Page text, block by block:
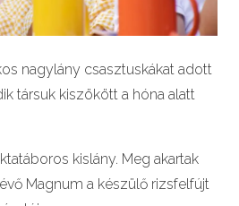
nagylány csasztuskákat adott
társuk kiszökött a hóna alatt
kislány. Meg akartak
Magnum a készülő rizsfelfújt